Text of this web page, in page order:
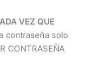
VEZ QUE
contraseña solo
CONTRASEÑA